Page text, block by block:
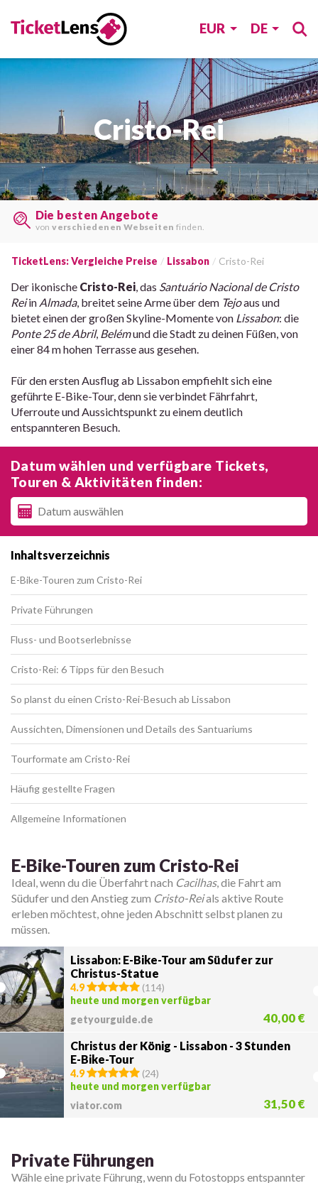
EUR DE
Cristo-Rei
Die besten Angebote
vonverschiedenen Webseiten finden.
TicketLens: Vergleiche Preise Lissabon Cristo-Rei
Der ikonische Cristo-Rei , das Santuário Nacional de Cristo
Reiin Almada, breitet seine Arme über dem Tejoaus und
bietet einen der großen Skyline-Momente von Lissabon: die
Ponte 25 de Abril, Belémund die Stadt zu deinen Füßen, von
einer 84 m hohen Terrasse aus gesehen.
Für den ersten Ausflug ab Lissabon empfiehlt sich eine
geführte E-Bike-Tour, denn sie verbindet Fährfahrt,
Uferroute und Aussichtspunkt zu einem deutlich
entspannteren Besuch.
Datum wählen und verfügbare Tickets,
Touren & Aktivitäten finden:
Inhaltsverzeichnis
E-Bike-Touren zum Cristo-Rei
Private Führungen
Fluss- und Bootserlebnisse
Cristo-Rei: 6 Tipps für den Besuch
So planst du einen Cristo-Rei-Besuch ab Lissabon
Aussichten, Dimensionen und Details des Santuariums
Tourformate am Cristo-Rei
Häufig gestellte Fragen
Allgemeine Informationen
E-Bike-Touren zum Cristo-Rei
Ideal, wenn du die Überfahrt nach Cacilhas, die Fahrt am
Südufer und den Anstieg zum Cristo-Reials aktive Route
erleben möchtest, ohne jeden Abschnitt selbst planen zu
müssen.
Lissabon: E-Bike-Tour am Südufer zur
Christus-Statue
4.9 (114)
heute und morgen verfügbar
getyourguide.de
40,00 €
Christus der König - Lissabon - 3 Stunden
E-Bike-Tour
4.9 (24)
heute und morgen verfügbar
viator.com
31,50 €
Private Führungen
Wähle eine private Führung, wenn du Fotostopps entspannter